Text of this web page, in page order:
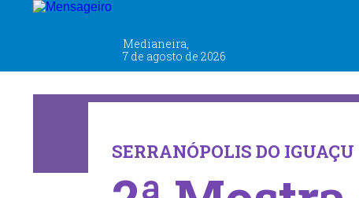
Medianeira,
7 de agosto de 2026
SERRANÓPOLIS DO IGUAÇU